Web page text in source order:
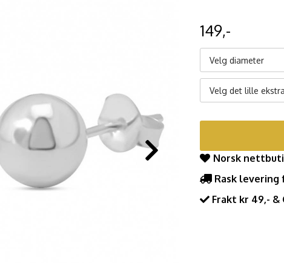
149,-
Velg diameter
Velg det lille
Norsk
Rask levering
Frakt kr 49,- &